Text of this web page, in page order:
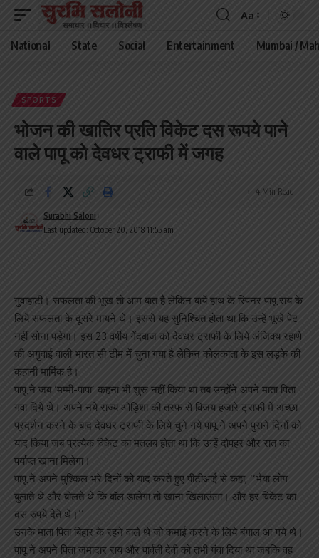
Font
Resizer
Aa
National State Social Entertainment Mumbai /
SPORTS
भोजन की खातिर प्रति विकेट दस रूपये पाने
वाले पापू को देवधर ट्राफी में जगह
Last updated: October 20, 2018 11:55 am
Surabhi Saloni
4 Min Read
गुवाहाटी। सफलता की भूख तो आम बात है लेकिन बायें हाथ के स्पिनर पापू राय के
लिये सफलता के दूसरे मायने थे। इससे यह सुनिश्चित होता था कि उन्हें भूखे पेट
नहीं सोना पड़ेगा। इस 23 वर्षीय गेंदबाज को देवधर ट्राफी के लिये अंजिक्य रहाणे
की अगुवाई वाली भारत सी टीम में चुना गया है लेकिन कोलकाता के इस लड़के की
कहानी मार्मिक है।
पापू ने जब ‘मम्मी-पापा’ कहना भी शुरू नहीं किया था तब उन्होंने अपने माता पिता
गंवा दिये थे। अपने नये राज्य ओड़िशा की तरफ से विजय हजारे ट्राफी में अच्छा
प्रदर्शन करने के बाद देवधर ट्राफी के लिये चुने गये पापू ने अपने पुराने दिनों को
याद किया जब प्रत्येक विकेट का मतलब होता था कि उन्हें दोपहर और रात का
पर्याप्त खाना मिलेगा।
पापू ने अपने मुश्किल भरे दिनों को याद करते हुए पीटीआई से कहा, ‘‘भैया लोग
बुलाते थे और बोलते थे कि बॉल डालेगा तो खाना खिलाऊंगा। और हर विकेट का
दस रुपये देते थे।’’
उनके माता पिता बिहार के रहने वाले थे जो कमाई करने के लिये बंगाल आ गये थे।
पापू ने अपने पिता जमादार राय और पार्वती देवी को तभी गंवा दिया था जबकि वह